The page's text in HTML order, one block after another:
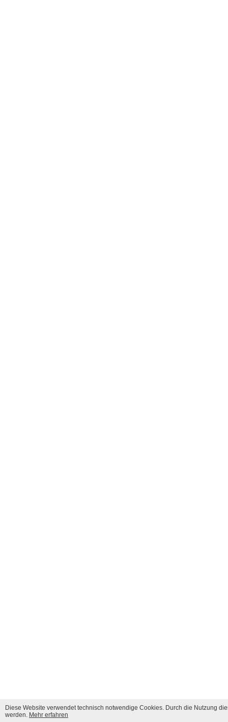
Diese Website verwendet technisch notwendige Cookies. Durch die Nutzung
werden. Mehr erfahren